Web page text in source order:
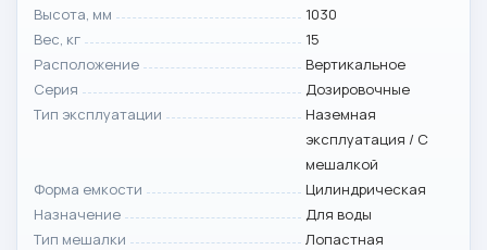
Высота, мм
1030
Вес, кг
15
Расположение
Вертикальное
Серия
Дозировочные
Тип эксплуатации
Наземная
эксплуатация / С
мешалкой
Форма емкости
Цилиндрическая
Назначение
Для воды
Тип мешалки
Лопастная